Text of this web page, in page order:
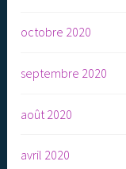
octobre 2020
septembre 2020
août 2020
avril 2020